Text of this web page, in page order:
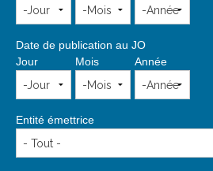
Date de publication au JO
Jour
Mois Année
Entité émettrice